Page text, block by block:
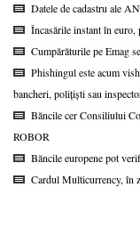
Datele de cadastru ale
Încasările instant în
Cumpărăturile pe Emag
Phishingul este acum
bancheri, polițiști sau
Băncile cer Consiliului
ROBOR
Băncile europene pot
Cardul Multicurrency, în